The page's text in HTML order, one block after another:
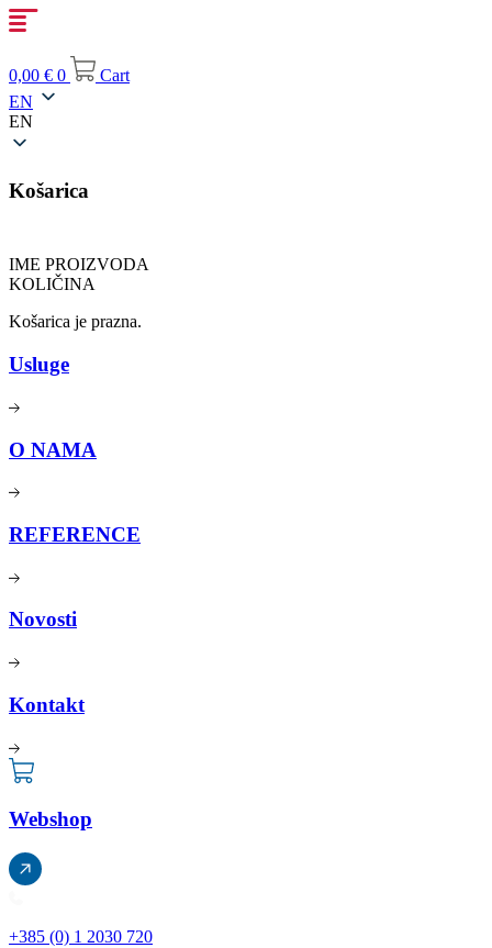
Skip
to
0,00 € 0
Cart
EN
EN
Košarica
IME PROIZVODA
KOLIČINA
Košarica je prazna.
Usluge
O NAMA
REFERENCE
Novosti
Kontakt
Webshop
+385 (0) 1 2030 720